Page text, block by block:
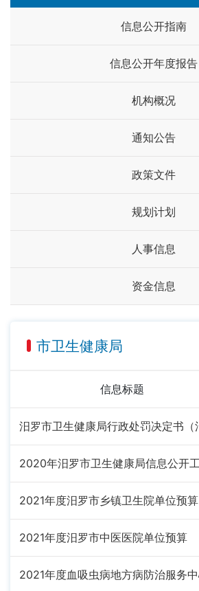
信息公开指南
信息公开年度报告
机构概况
通知公告
政策文件
规划计划
人事信息
资金信息
市卫生健康局
信息标题
2021年度汨罗市乡镇卫生院单位预算
2021年度汨罗市中医医院单位预算